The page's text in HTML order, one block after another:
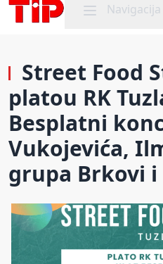
Mobile menu
Navigacija
Street Food
platou RK
Besplatni
Vukojevića,
grupa Brkovi i